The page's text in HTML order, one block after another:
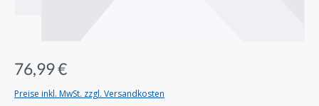
76,99 €
Preise inkl. MwSt. zzgl. Versandkosten